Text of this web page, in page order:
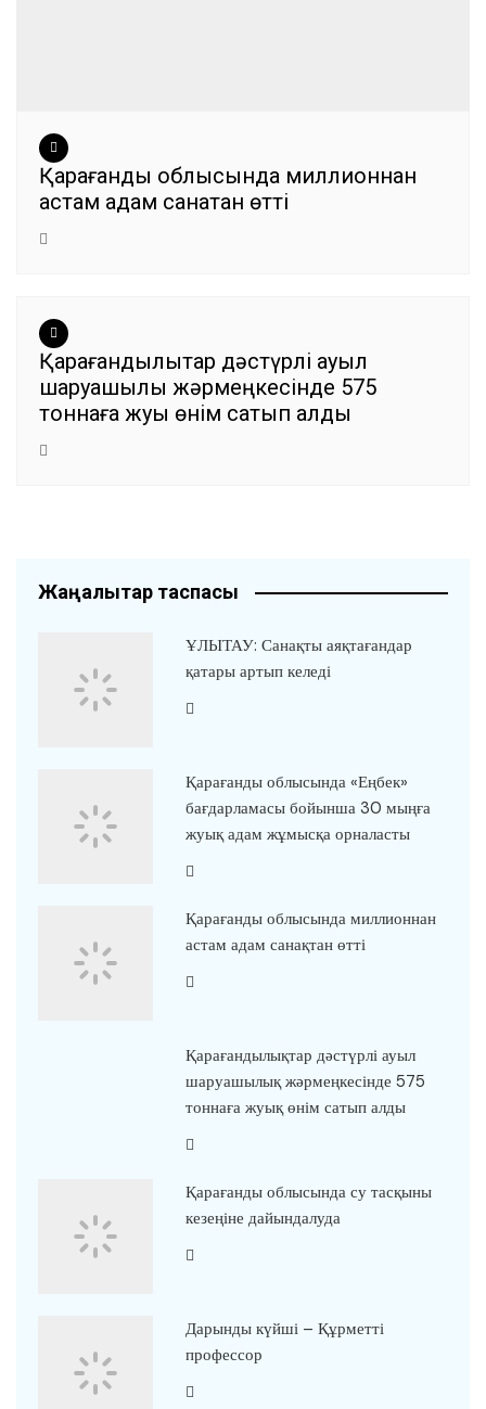
Қарағанды облысында миллионнан
астам адам санақтан өтті
Қарағандылықтар дәстүрлі ауыл
шаруашылық жәрмеңкесінде 575
тоннаға жуық өнім сатып алды
Жаңалықтар таспасы
ҰЛЫТАУ: Санақты аяқтағандар
қатары артып келеді
Қарағанды облысында «Еңбек»
бағдарламасы бойынша 30 мыңға
жуық адам жұмысқа орналасты
Қарағанды облысында миллионнан
астам адам санақтан өтті
Қарағандылықтар дәстүрлі ауыл
шаруашылық жәрмеңкесінде 575
тоннаға жуық өнім сатып алды
Қарағанды облысында су тасқыны
кезеңіне дайындалуда
Дарынды күйші – Құрметті
профессор